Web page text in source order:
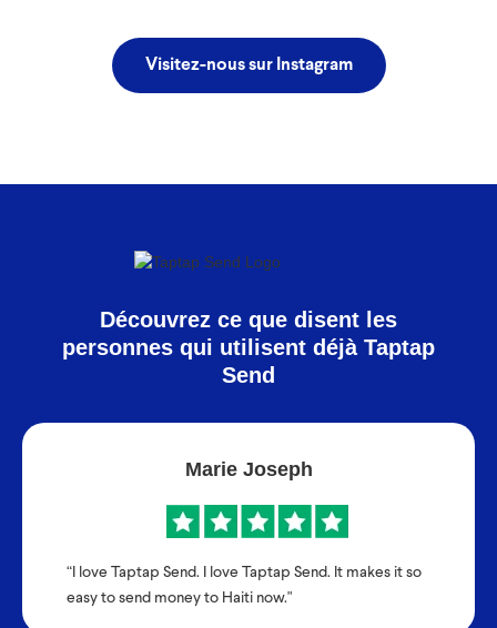
Visitez-nous sur Instagram
Découvrez ce que disent les
personnes qui utilisent déjà Taptap
Send
Marie Joseph
“I love Taptap Send. I love Taptap Send. It makes it so
easy to send money to Haiti now."